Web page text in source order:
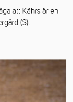
att Kährs är en
(S).